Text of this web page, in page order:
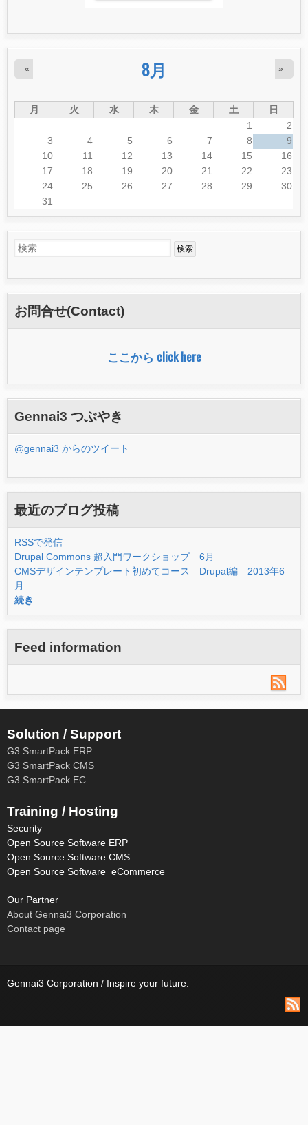
8月
« »
月 火 水 木 金 土
日
1
2
3
4 5 6 7 8
9
10
11 12 13 14 15
16
17
18 19 20 21 22
23
24
25 26 27 28 29
30
31
索
フ
ォ
検
お問合せ(Contact)
ここから click here
Gennai3 つぶやき
@gennai3 からのツイート
最近のブログ投稿
RSSで発信
Drupal Commons 超入門ワークショップ 6月
CMSデザインテンプレート初めてコース Drupal編 2013年6
月
続き
Feed information
Solution / Support
G3 SmartPack ERP
G3 SmartPack CMS
G3 SmartPack EC
Training / Hosting
Security
Open Source Software ERP
Open Source Software CMS
Open Source Software eCommerce
Our Partner
About Gennai3 Corporation
Contact page
Gennai3 Corporation / Inspire your future.